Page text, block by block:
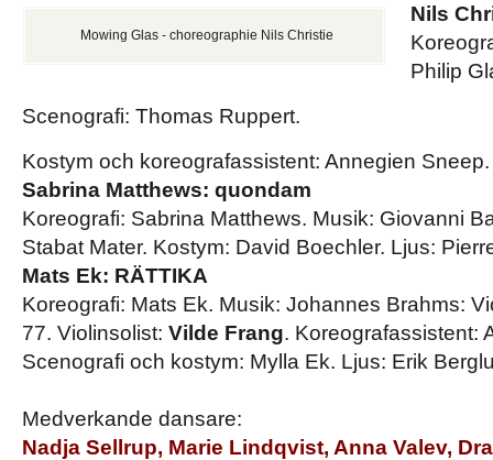
Mowing Glas - choreographie Nils Christie
Nils
Philip
Scenografi: Thomas Ruppert.
Kostym och koreografassistent: Annegien
Sabrina Matthews: quondam
Koreografi: Sabrina Matthews. Musik: Giovanni
Stabat Mater. Kostym: David Boechler. Ljus:
Mats Ek: RÄTTIKA
Koreografi: Mats Ek. Musik: Johannes Brahms:
77. Violinsolist: Vilde Frang. Koreografassistent:
Scenografi och kostym: Mylla Ek. Ljus: Erik
Medverkande dansare:
Nadja Sellrup, Marie Lindqvist, Anna Valev,